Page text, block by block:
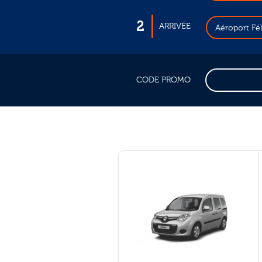
2 ARRIVÉE Aéroport
CODE PROMO